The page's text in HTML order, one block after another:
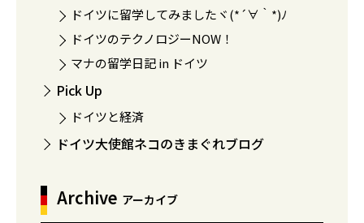
ドイツに留学してみましたヾ(*´∀｀*)ﾉ
ドイツのテクノロジーNOW！
マナの留学日記 in ドイツ
Pick Up
ドイツと経済
ドイツ大使館ネコのきまぐれブログ
Archive アーカイブ